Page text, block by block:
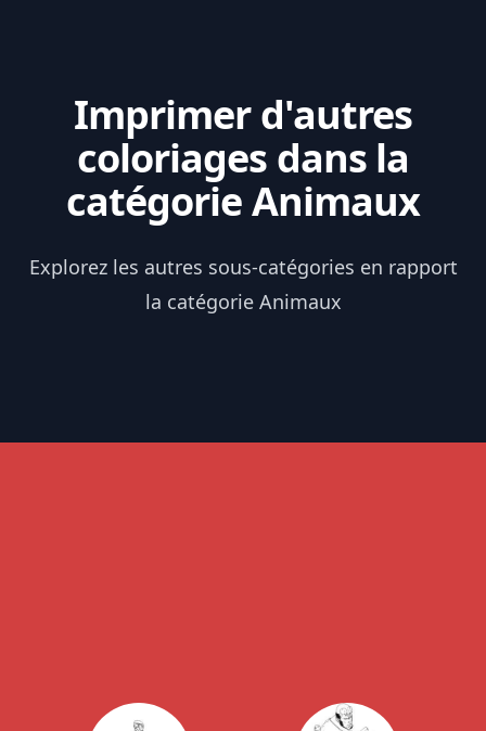
Imprimer d'autres
coloriages dans la
catégorie Animaux
Explorez les autres sous-catégories en rapport
la catégorie Animaux